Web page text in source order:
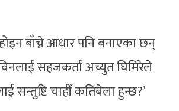
बाँच्ने आधार पनि बनाएका छन्
सहजकर्ता अच्युत घिमिरेले
सन्तुष्टि चाहीँ कतिबेला हुन्छ?’